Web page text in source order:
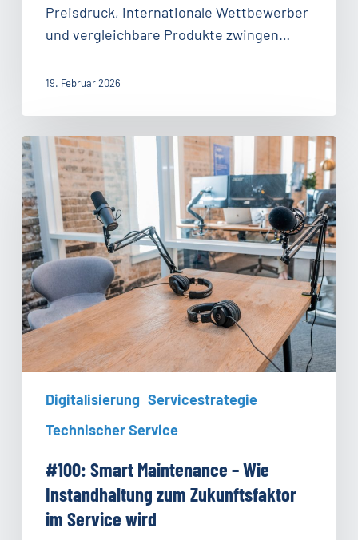
Preisdruck, internationale Wettbewerber
und vergleichbare Produkte zwingen…
19. Februar 2026
#100:
Smart
Maintenance
–
Wie
Instandhaltung
zum
Zukunftsfaktor
im
Service
wird
Digitalisierung Servicestrategie
Technischer Service
#100: Smart Maintenance – Wie
Instandhaltung zum Zukunftsfaktor
im Service wird